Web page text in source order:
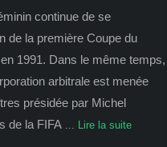
continue de se
de la première Coupe du
1991. Dans le même temps,
arbitrale est menée
présidée par Michel
de la FIFA
Lire la suite